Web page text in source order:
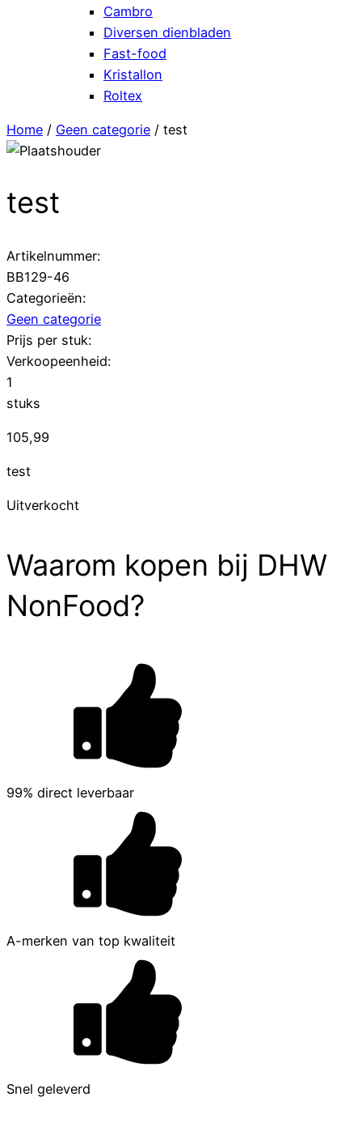
Cambro
Diversen dienbladen
Fast-food
Kristallon
Roltex
Home / Geen categorie / test
test
Artikelnummer:
BB129-46
Categorieën:
Geen categorie
Prijs per stuk:
Verkoopeenheid:
1
stuks
105,99
test
Uitverkocht
Waarom kopen bij DHW
NonFood?
99% direct leverbaar
A-merken van top kwaliteit
Snel geleverd